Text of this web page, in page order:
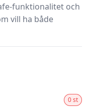
funktionalitet och
vill ha både
0 st